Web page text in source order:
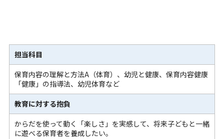
担当科目
保育内容の理解と方法A（体育）、幼児と健康、保育内容健康
「健康」の指導法、幼児体育など
教育に対する抱負
からだを使って動く「楽しさ」を実感して、将来子どもと一緒
に遊べる保育者を養成したい。